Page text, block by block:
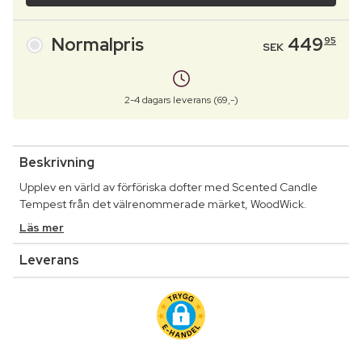
Normalpris SEK 44995
2-4 dagars leverans (69,-)
Beskrivning
Upplev en värld av förföriska dofter med Scented Candle
Tempest från det välrenommerade märket, WoodWick.
Läs mer
Leverans